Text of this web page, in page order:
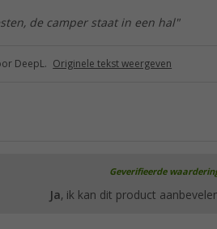
de camper staat in een hal"
DeepL. Originele tekst weergeven
Geverifieerde
Ja, ik kan dit product